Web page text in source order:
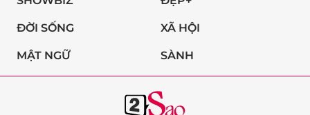
ĐỜI SỐNG XÃ HỘI
MẬT NGỮ SÀNH